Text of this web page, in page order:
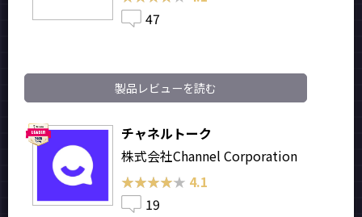
47
製品レビューを読む
チャネルトーク
株式会社Channel Corporation
★★★★★
★★★★★ 4.1
19